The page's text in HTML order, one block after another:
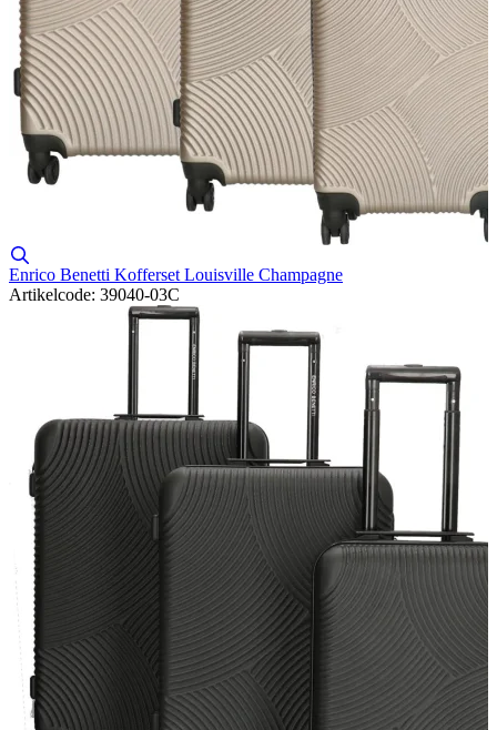
Enrico Benetti Kofferset Louisville Champagne
Artikelcode: 39040-03C